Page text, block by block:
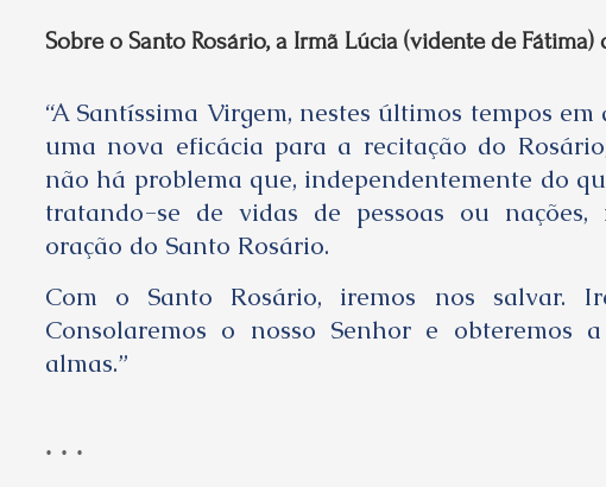
Sobre o Santo Rosário, a Irmã Lúcia (vidente de Fátima)
“A Santíssima Virgem, nestes últimos tempos
uma nova eficácia para a recitação do
não há problema que, independentemente do
tratando-se de vidas de pessoas ou
oração do Santo Rosário.
Com o Santo Rosário, iremos nos salvar.
Consolaremos o nosso Senhor e obteremos
almas.”
. . .